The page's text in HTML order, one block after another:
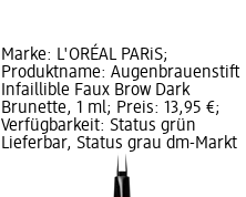
Marke: L'ORÉAL PARiS;
Produktname: Augenbrauenstift
Infaillible Faux Brow Dark
Brunette, 1 ml; Preis: 13,95 €;
Verfügbarkeit: Status grün
Lieferbar, Status grau dm-Markt